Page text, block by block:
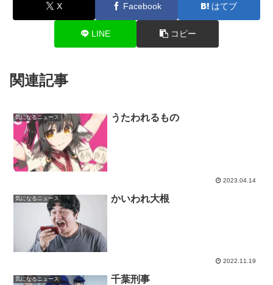
X Facebook はてブ
LINE コピー
関連記事
気になるニュース うたわれるもの
2023.04.14
気になるニュース かいわれ大根
2022.11.19
気になるニュース 千葉刑事